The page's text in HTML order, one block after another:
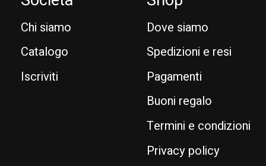
Chi siamo
Catalogo
Iscriviti
Dove siamo
Spedizioni e resi
Pagamenti
Buoni regalo
Termini e condizioni
Privacy policy